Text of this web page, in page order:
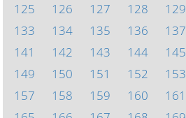
125
126 127 128 129
133
134 135 136 137
141
142 143 144 145
149
150 151 152 153
157
158 159 160 161